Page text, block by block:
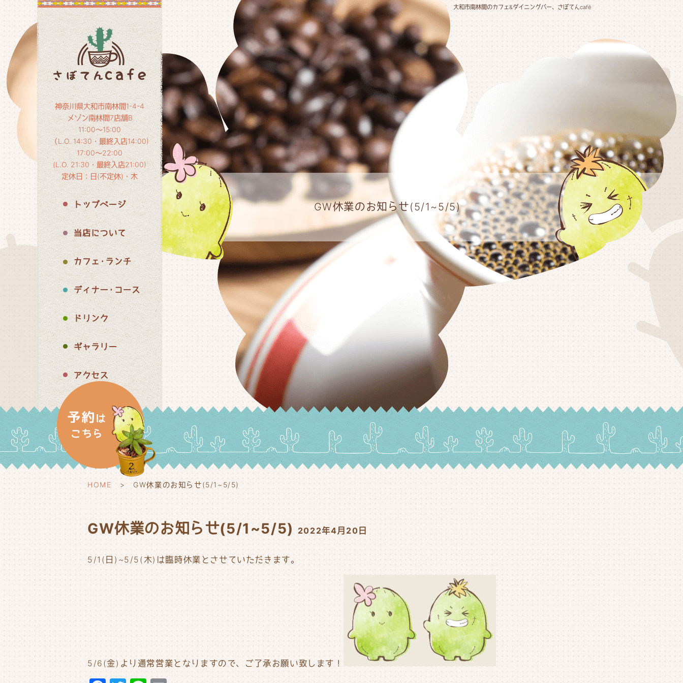
神奈川県大和市南林間1-4-4
メゾン南林間7店舗B
11:00～15:00
（L.O. 14:30・最終入店14:00)
17:00～22:00
(L.O. 21:30・最終入店21:00)
定休日：日(不定休)・木
大和市南林間のカフェ&ダイニングバー、さぼてんcafé
GW休業のお知らせ(5/1~5/5)
HOME GW休業のお知らせ(5/1~5/5)
GW休業のお知らせ(5/1~5/5) 2022年4月20日
5/1(日)~5/5(木)は臨時休業とさせていただきます。
5/6(金)より通常営業となりますので、ご了承お願い致します！